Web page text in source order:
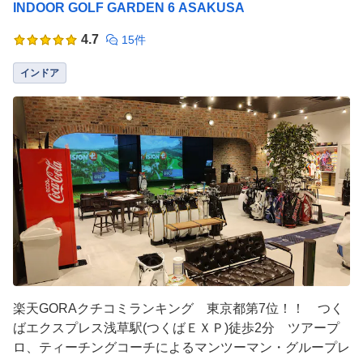
INDOOR GOLF GARDEN 6 ASAKUSA
4.7 15件
インドア
楽天GORAクチコミランキング 東京都第7位！！ つく
ばエクスプレス浅草駅(つくばＥＸＰ)徒歩2分 ツアープ
ロ、ティーチングコーチによるマンツーマン・グループレ